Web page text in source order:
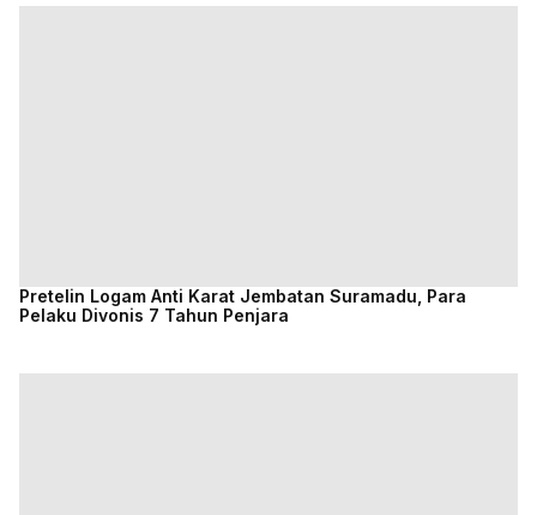
Pretelin Logam Anti Karat Jembatan Suramadu, Para
Pelaku Divonis 7 Tahun Penjara